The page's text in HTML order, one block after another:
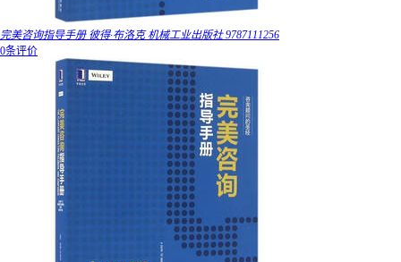
完美咨询指导手册 彼得·布洛克 机械工业出版社 9787111256
0条评价